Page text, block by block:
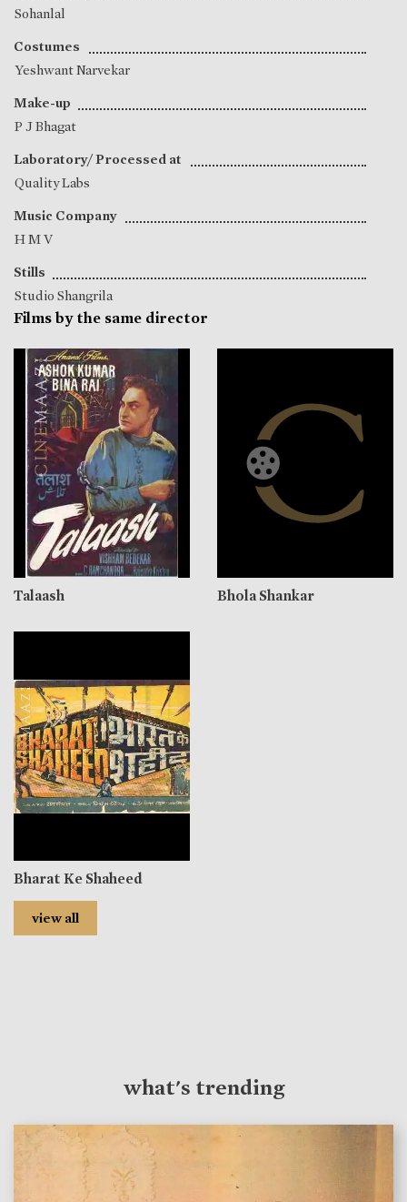
Sohanlal
Costumes
Yeshwant Narvekar
Make-up
P J Bhagat
Laboratory/ Processed at
Quality Labs
Music Company
H M V
Stills
Studio Shangrila
Films by the same director
Talaash Bhola Shankar
Bharat Ke Shaheed
view all
what's trending